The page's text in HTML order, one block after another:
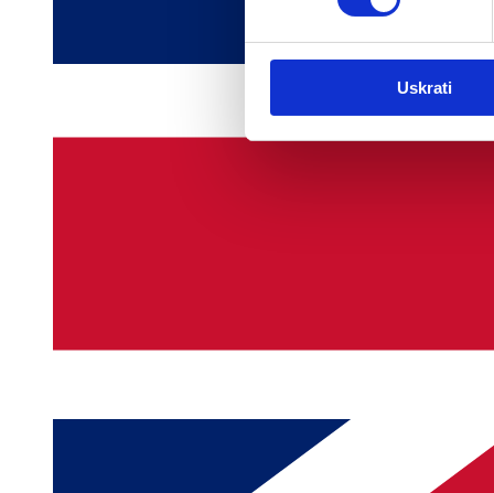
Uskrati